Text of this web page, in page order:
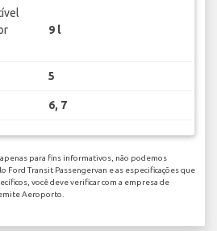
9 l
5
6, 7
para fins informativos, não podemos
Ford Transit Passengervan e as especificações que
você deve verificar com a empresa de
Aeroporto.